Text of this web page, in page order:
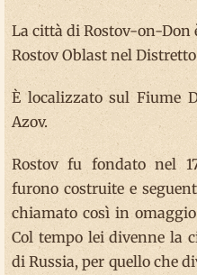
La città di Rostov-on-
Rostov Oblast nel
È localizzato sul Fiume
Azov.
Rostov fu fondato nel
furono costruite e
chiamato così in
Col tempo lei divenne la
di Russia, per quello che